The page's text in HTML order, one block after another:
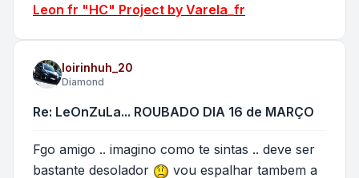
Leon fr "HC" Project by Varela_fr
loirinhuh_20
Diamond
Re: LeOnZuLa... ROUBADO DIA 16 de MARÇO
Fgo amigo .. imagino como te sintas .. deve ser
bastante desolador
vou espalhar tambem a